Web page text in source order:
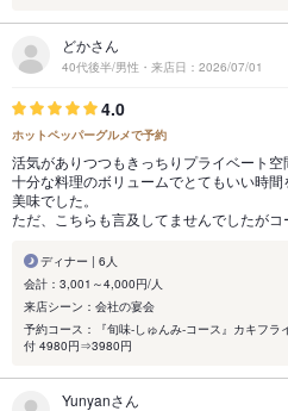
どかさん
40代後半/男性・来店日：2026/07/01
4.0
ホットペッパーグルメで予約
活気がありつつもきっちりプライベート
十分な料理のボリュームでとてもいい時
美味でした。
ただ、こちらも言及してませんでしたが
ディナー | 6人
会計：3,001～4,000円/人
来店シーン：会社の宴会
予約コース：『旬味-しゅんみ-コース』カキフ
付 4980円⇒3980円
Yunyanさん